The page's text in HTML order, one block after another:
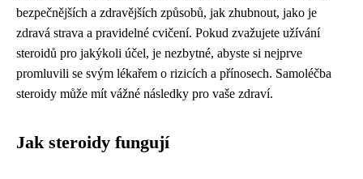
bezpečnějších a zdravějších způsobů, jak zhubnout, jako je
zdravá strava a pravidelné cvičení. Pokud zvažujete užívání
steroidů pro jakýkoli účel, je nezbytné, abyste si nejprve
promluvili se svým lékařem o rizicích a přínosech. Samoléčba
steroidy může mít vážné následky pro vaše zdraví.
Jak steroidy fungují